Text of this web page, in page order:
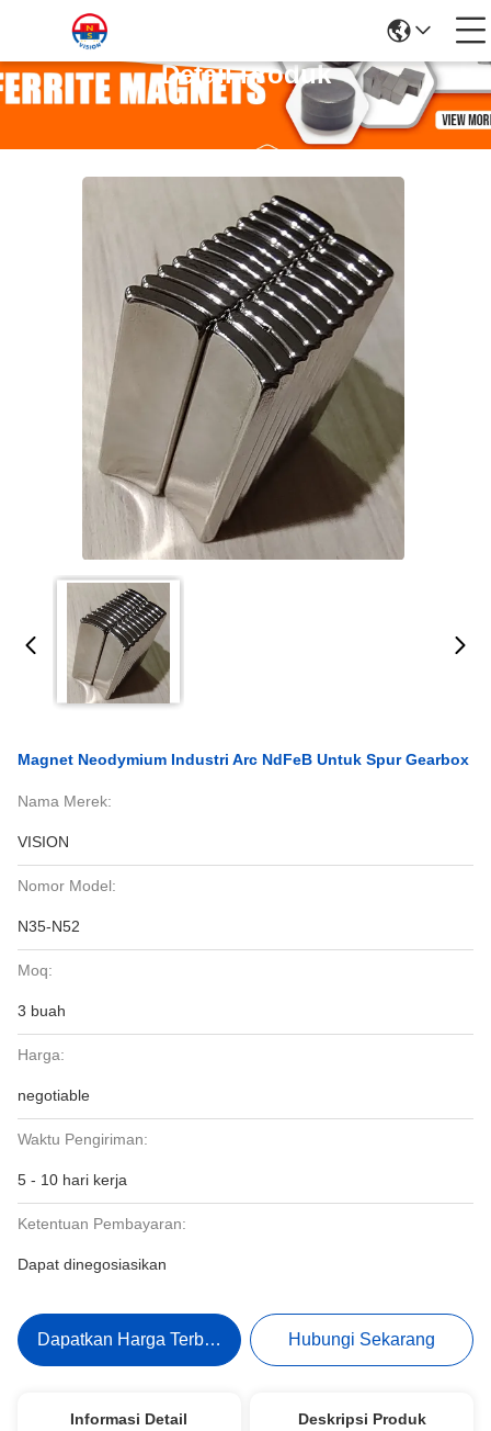
Detail Produk
Magnet Neodymium Industri Arc NdFeB Untuk Spur Gearbox
Nama Merek:
VISION
Nomor Model:
N35-N52
Moq:
3 buah
Harga:
negotiable
Waktu Pengiriman:
5 - 10 hari kerja
Ketentuan Pembayaran:
Dapat dinegosiasikan
Dapatkan Harga Terbaik Hubungi Sekarang
Informasi Detail Deskripsi Produk